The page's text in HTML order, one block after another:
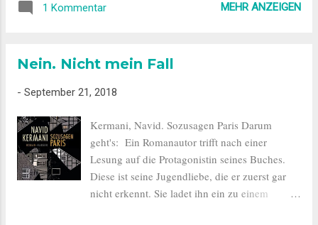
erwachsen und wohnen nicht in der Nähe. Als
gut! Ich will es wissen. Bitte: Was genau
überrascht. Sie beißt sich auf die Unterlippe.
erleichtert, holt Sie tief Luft und sagt: 'Ich
spiele Familie.'" Flasar, Herr Kato spielt
Familie, S. 27 Sie lädt ihn ein, bei Ihrer
Agentur "Happy family" mitzuarbeiten und
sich mal als Opa, mal als Ehemann oder Chef
1 Kommentar MEHR ANZEIGEN
Nein. Nicht mein Fall
- September 21, 2018
Kermani, Navid. Sozusagen Paris Darum
geht's: Ein Romanautor trifft nach einer
Lesung auf die Protagonistin seines Buches.
Diese ist seine Jugendliebe, die er zuerst gar
nicht erkennt. Sie ladet ihn ein zu einem